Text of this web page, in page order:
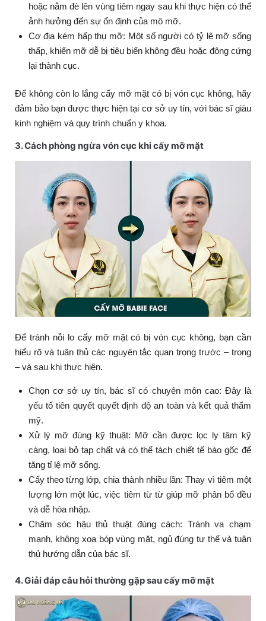
hoặc nằm đè lên vùng tiêm ngay sau khi thực hiện có thể
ảnh hưởng đến sự ổn định của mô mỡ.
Cơ địa kém hấp thụ mỡ: Một số người có tỷ lệ mỡ sống
thấp, khiến mỡ dễ bị tiêu biến không đều hoặc đông cứng
lại thành cục.
Để không còn lo lắng cấy mỡ mặt có bị vón cục không, hãy
đảm bảo bạn được thực hiện tại cơ sở uy tín, với bác sĩ giàu
kinh nghiệm và quy trình chuẩn y khoa.
3. Cách phòng ngừa vón cục khi cấy mỡ mặt
Để tránh nỗi lo cấy mỡ mặt có bị vón cục không, bạn cần
hiểu rõ và tuân thủ các nguyên tắc quan trọng trước – trong
– và sau khi thực hiện.
Chọn cơ sở uy tín, bác sĩ có chuyên môn cao: Đây là
yếu tố tiên quyết quyết định độ an toàn và kết quả thẩm
mỹ.
Xử lý mỡ đúng kỹ thuật: Mỡ cần được lọc ly tâm kỹ
càng, loại bỏ tạp chất và có thể tách chiết tế bào gốc để
tăng tỉ lệ mỡ sống.
Cấy theo từng lớp, chia thành nhiều lần: Thay vì tiêm một
lượng lớn một lúc, việc tiêm từ từ giúp mỡ phân bổ đều
và dễ hòa nhập.
Chăm sóc hậu thủ thuật đúng cách: Tránh va chạm
mạnh, không xoa bóp vùng mặt, ngủ đúng tư thế và tuân
thủ hướng dẫn của bác sĩ.
4. Giải đáp câu hỏi thường gặp sau cấy mỡ mặt